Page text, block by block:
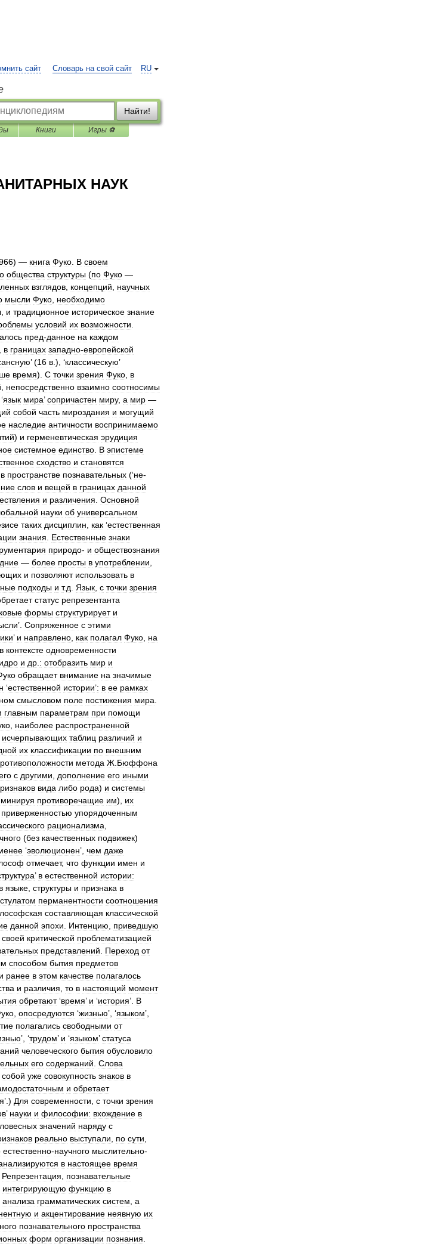
RU
сайт Словарь на свой сайт
Найти!
Книги Игры ⚽
НАУК
) — книга Фуко В своем
общества структуры (по Фуко —
взглядов концепций
научных
мысли Фуко необходимо
и традиционное историческое знание
условий их возможности
пред-данное на каждом
в границах западно-европейской
’ (16 в .), ‘классическую’
время). С точки зрения Фуко в
непосредственно взаимно соотносимы
‘язык мира’сопричастен миру, а мир —
собой часть мироздания и могущий
наследие античности воспринимаемо
) и герменевтическая эрудиция
системное единство В эпистеме
сходство и становятся
в пространстве познавательных (‘не-
слов и вещей в границах данной
и различения Основной
науки об универсальном
таких дисциплин как ‘естественная
знания Естественные знаки
природо- и обществознания
— более просты в употреблении
и позволяют использовать в
подходы и т.д Язык с точки зрения
статус репрезентанта
формы структурирует и
’. Сопряженное с этими
’ и направлено как полагал Фуко на
в контексте одновременности
и др : отобразить мир и
обращает внимание на значимые
‘естественной истории’: в ее рамках
смысловом поле постижения мира
главным параметрам при помощи
наиболее распространенной
исчерпывающих таблиц различий и
их классификации по внешним
метода Ж Бюффона
с другими дополнение его иными
вида либо рода) и системы
противоречащие им), их
приверженностью упорядоченным
рационализма
(без качественных подвижек)
‘эволюционен’, чем даже
отмечает, что функции имен и
’ в естественной истории:
в языке структуры и признака в
перманентности соотношения
составляющая классической
данной эпохи Интенцию
приведшую
своей критической проблематизацией
представлений Переход от
способом бытия предметов
ранее в этом качестве полагалось
и различия то в настоящий момент
обретают‘время’ и ‘история’. В
опосредуются ‘жизнью’, ‘языком’,
полагались свободными от
’, ‘трудом’ и ‘языком’статуса
человеческого бытия обусловило
его содержаний Слова
собой уже совокупность знаков в
и обретает
’.) Для современности с точки зрения
’ науки и философии: вхождение в
значений наряду с
реально выступали по сути
естественно-научного мыслительно-
в настоящее время
Репрезентация
познавательные
интегрирующую функцию в
анализа грамматических систем а
и акцентирование неявную их
познавательного пространства
форм организации познания